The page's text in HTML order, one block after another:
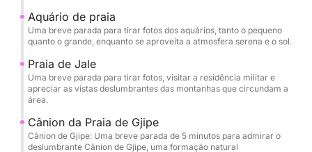
passeio com a família ou amigos, ou simplesmente
deseje descobrir a beleza da Costa Blanca a partir
para uma escapadela elegante e inesquecível.
Aquário de praia
Uma breve parada para tirar fotos dos aquários, tanto o pequeno
quanto o grande, enquanto se aproveita a atmosfera serena e o sol.
Praia de Jale
Uma breve parada para tirar fotos, visitar a residência militar e
apreciar as vistas deslumbrantes das montanhas que circundam a
área.
Cânion da Praia de Gjipe
Cânion de Gjipe: Uma breve parada de 5 minutos para admirar o
deslumbrante Cânion de Gjipe, uma formação natural